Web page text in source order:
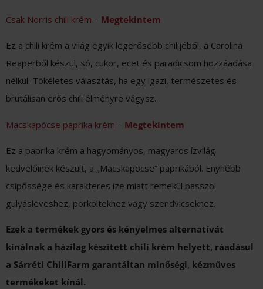
Csak Norris chili krém – Megtekintem
Ez a chili krém a világ egyik legerősebb chilijéből, a Carolina
Reaperből készül, só, cukor, ecet és paradicsom hozzáadása
nélkül. Tökéletes választás, ha egy igazi, természetes és
brutálisan erős chili élményre vágysz.
Macskapöcse paprika krém – Megtekintem
Ez a paprika krém a hagyományos, magyaros ízvilág
kedvelőinek készült, a „Macskapöcse” paprikából. Enyhébb
csípőssége és karakteres íze miatt remekül passzol
gulyásleveshez, pörköltekhez vagy szendvicsekhez.
Ezek a termékek gyors és kényelmes alternatívát
kínálnak a házilag készített chili krém helyett, ráadásul
a Sárréti ChiliFarm garantáltan minőségi, kézműves
termékeket kínál.